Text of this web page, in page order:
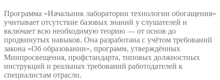
Программа «Начальник лаборатории технологии обогащения»
учитывает отсутствие базовых знаний у слушателей и
включает всю необходимую теорию — от основ до
продвинутых навыков. Она разработана с учётом требований
закона «Об образовании», программ, утверждённых
Минпросвещения, профстандарта, типовых должностных
инструкций и реальных требований работодателей к
специалистам отрасли.